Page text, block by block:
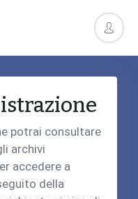
potrai consultare
archivi
accedere a
della